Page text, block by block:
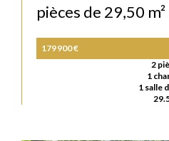
pièces de 29,50 m²
179 900 €
2
1
1 salle